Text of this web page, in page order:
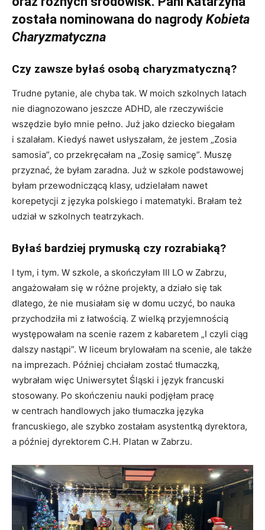
została nominowana do nagrody Kobieta
Charyzmatyczna
Czy zawsze byłaś osobą charyzmatyczną?
Trudne pytanie, ale chyba tak. W moich szkolnych latach
nie diagnozowano jeszcze ADHD, ale rzeczywiście
wszędzie było mnie pełno. Już jako dziecko biegałam
i szalałam. Kiedyś nawet usłyszałam, że jestem „Zosia
samosia”, co przekręcałam na „Zosię samicę”. Muszę
przyznać, że byłam zaradna. Już w szkole podstawowej
byłam przewodniczącą klasy, udzielałam nawet
korepetycji z języka polskiego i matematyki. Brałam też
udział w szkolnych teatrzykach.
Byłaś bardziej prymuską czy rozrabiaką?
I tym, i tym. W szkole, a skończyłam III LO w Zabrzu,
angażowałam się w różne projekty, a działo się tak
dlatego, że nie musiałam się w domu uczyć, bo nauka
przychodziła mi z łatwością. Z wielką przyjemnością
występowałam na scenie razem z kabaretem „I czyli ciąg
dalszy nastąpi”. W liceum brylowałam na scenie, ale także
na imprezach. Później chciałam zostać tłumaczką,
wybrałam więc Uniwersytet Śląski i język francuski
stosowany. Po skończeniu nauki podjęłam pracę
w centrach handlowych jako tłumaczka języka
francuskiego, ale szybko zostałam asystentką dyrektora,
a później dyrektorem C.H. Platan w Zabrzu.